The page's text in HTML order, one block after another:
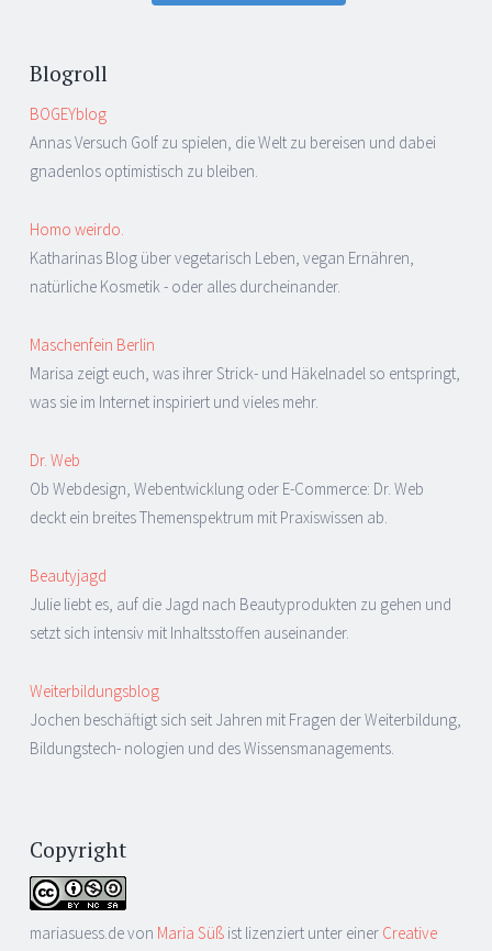
Blogroll
BOGEYblog
Annas Versuch Golf zu spielen, die Welt zu bereisen und dabei
gnadenlos optimistisch zu bleiben.
Homo weirdo.
Katharinas Blog über vegetarisch Leben, vegan Ernähren,
natürliche Kosmetik - oder alles durcheinander.
Maschenfein Berlin
Marisa zeigt euch, was ihrer Strick- und Häkelnadel so entspringt,
was sie im Internet inspiriert und vieles mehr.
Dr. Web
Ob Webdesign, Webentwicklung oder E-Commerce: Dr. Web
deckt ein breites Themenspektrum mit Praxiswissen ab.
Beautyjagd
Julie liebt es, auf die Jagd nach Beautyprodukten zu gehen und
setzt sich intensiv mit Inhaltsstoffen auseinander.
Weiterbildungsblog
Jochen beschäftigt sich seit Jahren mit Fragen der Weiterbildung,
Bildungstech- nologien und des Wissensmanagements.
Copyright
mariasuess.devon Maria Süß ist lizenziert unter einer Creative